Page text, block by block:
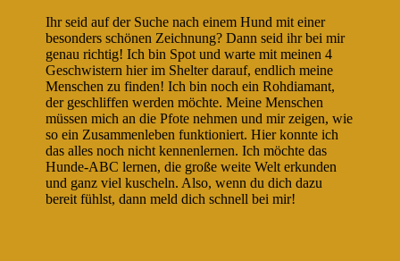
Ihr seid auf der Suche nach einem Hund mit einer
besonders schönen Zeichnung? Dann seid ihr bei mir
genau richtig! Ich bin Spot und warte mit meinen 4
Geschwistern hier im Shelter darauf, endlich meine
Menschen zu finden! Ich bin noch ein Rohdiamant,
der geschliffen werden möchte. Meine Menschen
müssen mich an die Pfote nehmen und mir zeigen, wie
so ein Zusammenleben funktioniert. Hier konnte ich
das alles noch nicht kennenlernen. Ich möchte das
Hunde-ABC lernen, die große weite Welt erkunden
und ganz viel kuscheln. Also, wenn du dich dazu
bereit fühlst, dann meld dich schnell bei mir!